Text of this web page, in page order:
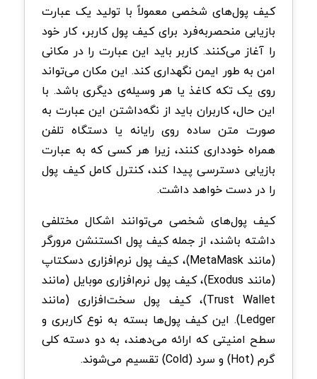
کیف پول‌های شخصی معمولاً با تولید یک عبارت
بازیابی منحصربه‌فرد برای کیف پول کاربر، کار خود
را آغاز می‌کنند. کاربر باید این عبارت را در مکانی
امن به طور ایمن نگهداری کند. این مکان می‌تواند
روی یک تکه کاغذ یا هر وسیله‌ی دیگری باشد. با
این حال، کاربران باید از نگه‌داشتن این عبارت به
صورت متن ساده روی رایانه یا دستگاه تلفن
همراه خودداری کنند، زیرا هر کسی که به عبارت
بازیابی دسترسی پیدا کند، کنترل کامل کیف پول
را در دست خواهد داشت.
کیف پول‌های شخصی می‌توانند اشکال مختلفی
داشته باشند، از جمله کیف پول اکستنشن مرورگر
(مانند MetaMask)، کیف پول نرم‌افزاری دسکتاپ
(مانند Exodus)، کیف پول نرم‌افزاری موبایل (مانند
Trust Wallet)، کیف پول سخت‌افزاری (مانند
Ledger). این کیف پول‌ها بسته به نوع کاربری و
سطح امنیتی که ارائه می‌دهند، به دو دسته کلی
گرم (Hot) و سرد (Cold) تقسیم می‌شوند.